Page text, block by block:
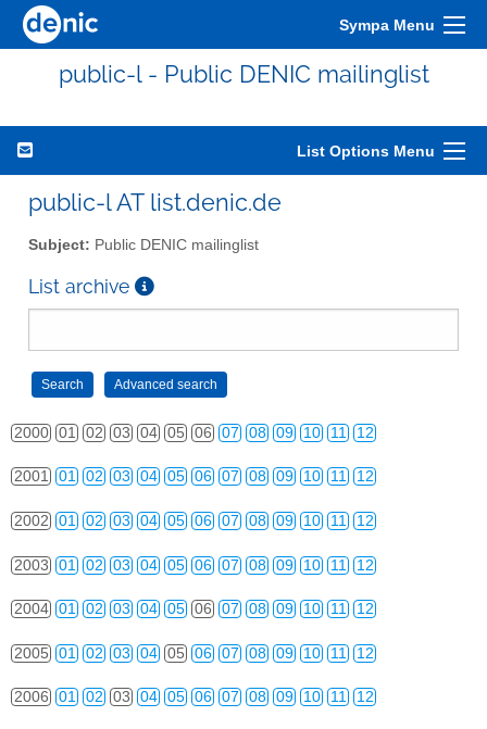
Sympa Menu
public-l - Public DENIC mailinglist
List Options Menu
public-l AT list.denic.de
Subject: Public DENIC mailinglist
List archive
2000 01 02 03 04 05 06 07 08 09 10 11 12
2001 01 02 03 04 05 06 07 08 09 10 11 12
2002 01 02 03 04 05 06 07 08 09 10 11 12
2003 01 02 03 04 05 06 07 08 09 10 11 12
2004 01 02 03 04 05 06 07 08 09 10 11 12
2005 01 02 03 04 05 06 07 08 09 10 11 12
2006 01 02 03 04 05 06 07 08 09 10 11 12